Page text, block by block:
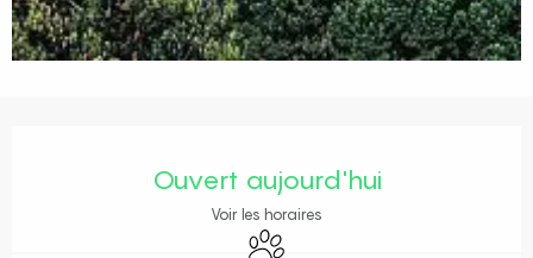
Ouvert aujourd'hui
Voir les horaires
Animaux acceptés